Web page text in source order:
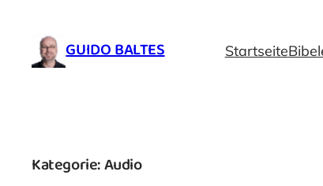
GUIDO BALTES Startseite
Kategorie:Audio